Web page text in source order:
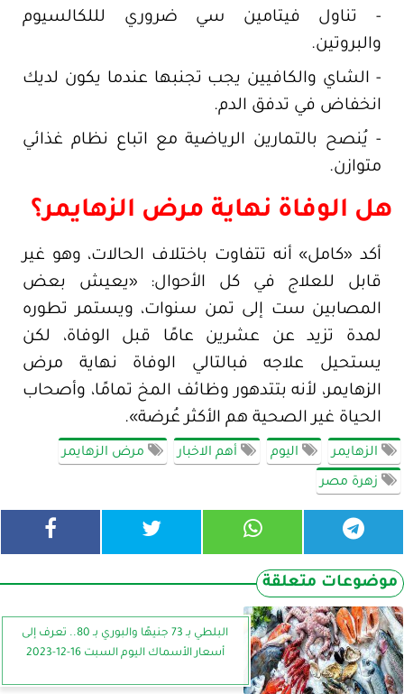
- تناول فيتامين سي ضروري لللكالسيوم
والبروتين.
- الشاي والكافيين يجب تجنبها عندما يكون لديك
انخفاض في تدفق الدم.
- يُنصح بالتمارين الرياضية مع اتباع نظام غذائي
متوازن.
هل الوفاة نهاية مرض الزهايمر؟
أكد «كامل» أنه تتفاوت باختلاف الحالات، وهو غير
قابل للعلاج في كل الأحوال: «يعيش بعض
المصابين ست إلى تمن سنوات، ويستمر تطوره
لمدة تزيد عن عشرين عامًا قبل الوفاة، لكن
يستحيل علاجه فبالتالي الوفاة نهاية مرض
الزهايمر، لأنه بتتدهور وظائف المخ تمامًا، وأصحاب
الحياة غير الصحية هم الأكثر عُرضة».
الزهايمر اليوم أهم الاخبار مرض الزهايمر
زهرة مصر
موضوعات متعلقة
البلطي بـ 73 جنيهًا والبوري بـ 80.. تعرف إلى
أسعار الأسماك اليوم السبت 16-12-2023